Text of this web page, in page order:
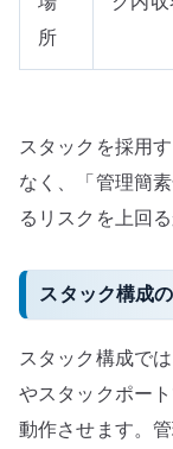
所
スタックを採用
なく、「管理簡
るリスクを上回
スタック構成
スタック構成で
やスタックポー
動作させます。